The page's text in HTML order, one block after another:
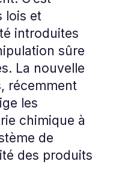
lois et
introduites
sûre
La nouvelle
récemment
les
chimique à
de
des produits